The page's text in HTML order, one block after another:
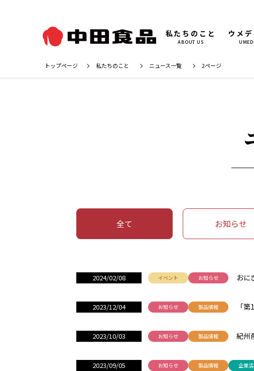
私たちのこと
ABOUT US
ウメ
トップページ 私たちのこと ニュース一覧 2ページ
全て お知らせ
2024/02/08 イベント お知らせ おに
2023/12/04 お知らせ 製品情報 「
2023/10/03 お知らせ 製品情報 紀州
2023/09/05 お知らせ 製品情報 企業